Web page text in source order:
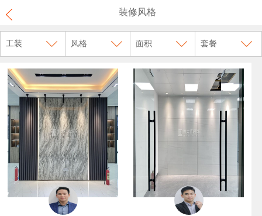
装修风格
工装 风格 面积 套餐